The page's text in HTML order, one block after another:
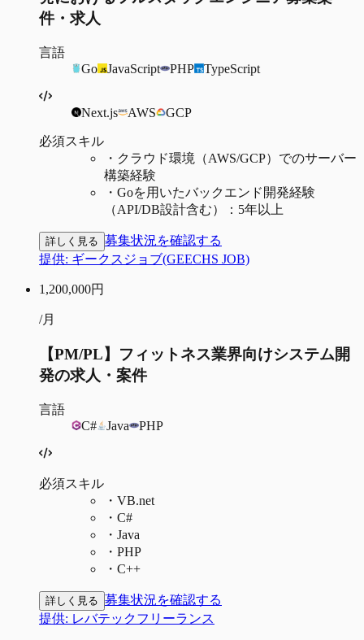
件・求人
言語
Go
JavaScript PHP TypeScript
Next.js AWS GCP
必須スキル
・ クラウド環境（AWS/GCP）でのサーバー
構築経験
・ Goを用いたバックエンド開発経験
（API/DB設計含む）：5年以上
詳しく見る 募集状況を確認する
提供: ギークスジョブ(GEECHS JOB)
1,200,000円
/月
【PM/PL】フィットネス業界向けシステム開
発の求人・案件
言語
C#
Java PHP
必須スキル
・ VB.net
・ C#
・ Java
・ PHP
・ C++
詳しく見る 募集状況を確認する
提供: レバテックフリーランス